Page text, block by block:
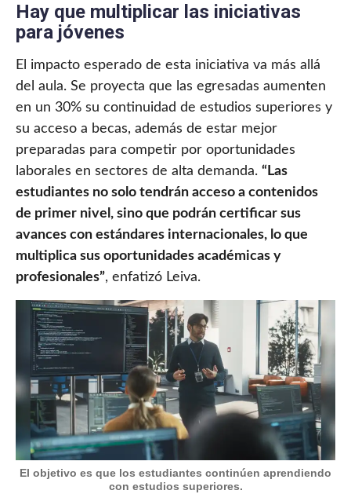
Hay que multiplicar las iniciativas
para jóvenes
El impacto esperado de esta iniciativa va más allá
del aula. Se proyecta que las egresadas aumenten
en un 30% su continuidad de estudios superiores y
su acceso a becas, además de estar mejor
preparadas para competir por oportunidades
laborales en sectores de alta demanda. “Las
estudiantes no solo tendrán acceso a contenidos
de primer nivel, sino que podrán certificar sus
avances con estándares internacionales, lo que
multiplica sus oportunidades académicas y
profesionales”, enfatizó Leiva.
El objetivo es que los estudiantes continúen aprendiendo
con estudios superiores.